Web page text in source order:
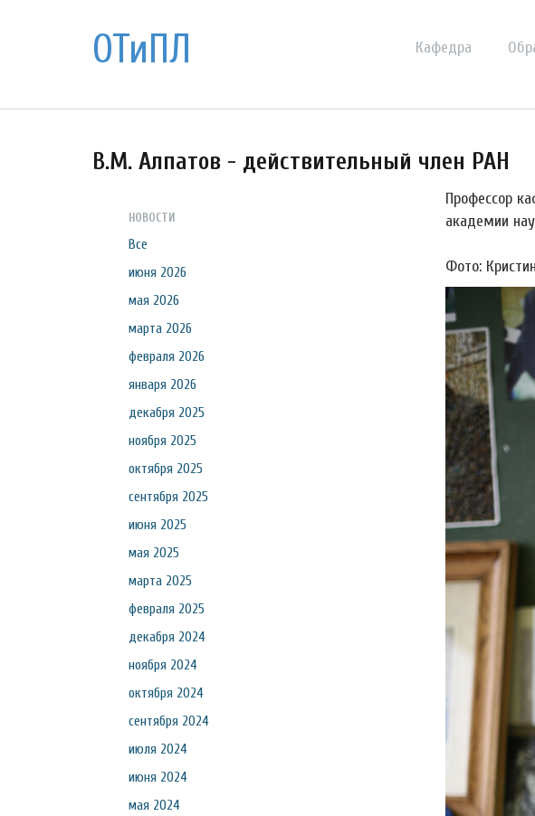
ОТиПЛ Кафедра
В.М. Алпатов - действительный член РАН
НОВОСТИ
Все
июня 2026
мая 2026
марта 2026
февраля 2026
января 2026
декабря 2025
ноября 2025
октября 2025
сентября 2025
июня 2025
мая 2025
марта 2025
февраля 2025
декабря 2024
ноября 2024
октября 2024
сентября 2024
июля 2024
июня 2024
мая 2024
Профессор
академии
Фото: